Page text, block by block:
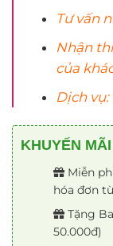
Tư vấn
Nhận
của
Dịch
KHUYẾN
Miễn
hóa đơn
Tặng
50.000đ)